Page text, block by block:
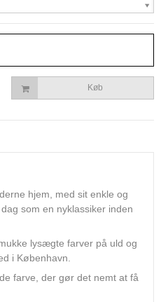
Køb
hjem, med sit enkle og
som en nyklassiker inden
lysægte farver på uld og
i København.
farve, der gør det nemt at få